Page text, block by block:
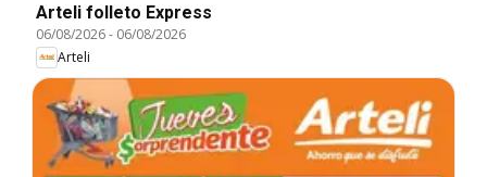
Arteli folleto Express
06/08/2026- 06/08/2026
Arteli